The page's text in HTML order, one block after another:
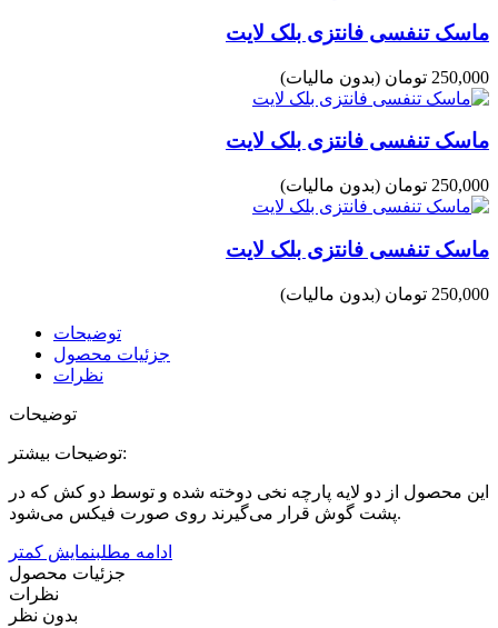
ماسک تنفسی فانتزی بلک لایت
250,000 تومان (بدون مالیات)
ماسک تنفسی فانتزی بلک لایت
250,000 تومان (بدون مالیات)
ماسک تنفسی فانتزی بلک لایت
250,000 تومان (بدون مالیات)
توضیحات
جزئیات محصول
نظرات
توضیحات
توضیحات بیشتر:
این محصول از دو لایه پارچه نخی دوخته شده و توسط دو کش که در
پشت گوش قرار می‌گیرند روی صورت فیکس می‌شود.
ادامه مطلبنمایش کمتر
جزئیات محصول
نظرات
بدون نظر